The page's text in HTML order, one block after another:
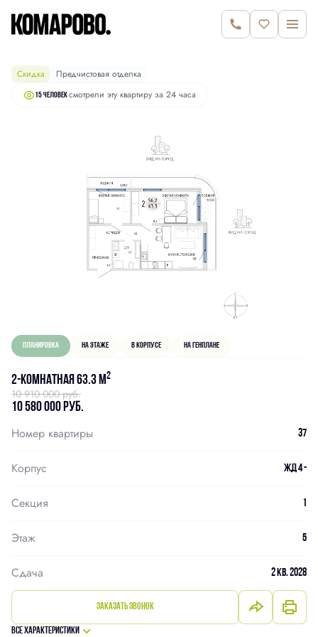
2-комнатная 63.3 м 2
10 910 000 руб.
10 580 000 руб.
Скидка Предчистовая отделка
15 человексмотрели эту квартиру за 24 часа
Планировка На этаже В корпусе На генплане
2-комнатная 63.3 м2
10 910 000 руб.
10 580 000 руб.
Номер квартиры 37
Корпус ЖД 4 -
Секция 1
Этаж 5
Сдача 2 кв. 2028
Заказать звонок
Все характеристики